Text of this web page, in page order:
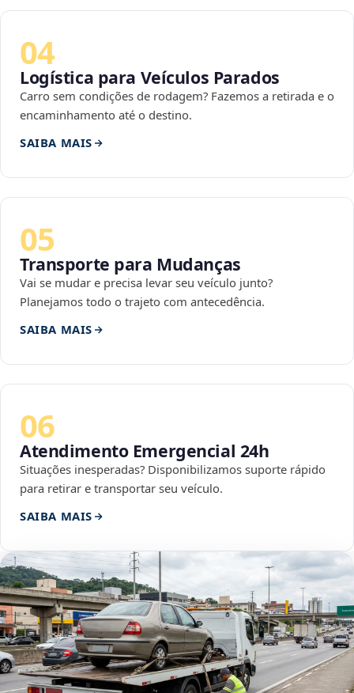
04
Logística para Veículos Parados
Carro sem condições de rodagem? Fazemos a retirada e o
encaminhamento até o destino.
SAIBA MAIS
05
Transporte para Mudanças
Vai se mudar e precisa levar seu veículo junto?
Planejamos todo o trajeto com antecedência.
SAIBA MAIS
06
Atendimento Emergencial 24h
Situações inesperadas? Disponibilizamos suporte rápido
para retirar e transportar seu veículo.
SAIBA MAIS